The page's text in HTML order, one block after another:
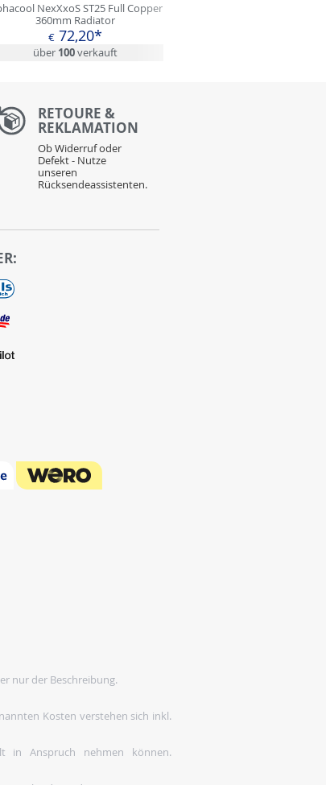
NexXxoS ST25 Full Copper
360mm Radiator
€72,20*
über 100verkauft
RETOURE &
REKLAMATION
Ob Widerruf oder
Defekt - Nutze
unseren
Rücksendeassistenten.
nur der Beschreibung.
Kosten verstehen sich inkl.
in Anspruch nehmen können.